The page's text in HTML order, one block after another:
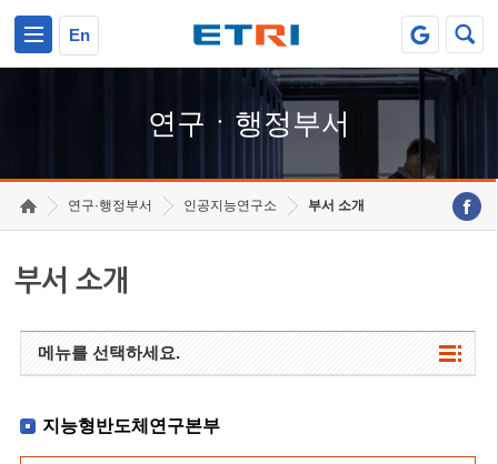
En
연구ㆍ행정부서
연구·행정부서 인공지능연구소 부서 소개
부서 소개
메뉴를 선택하세요.
지능형반도체연구본부